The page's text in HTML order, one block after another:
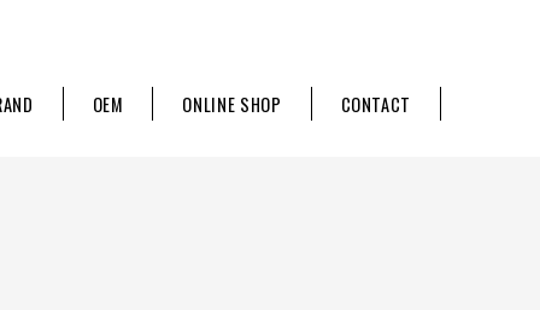
OEM ONLINE SHOP CONTACT